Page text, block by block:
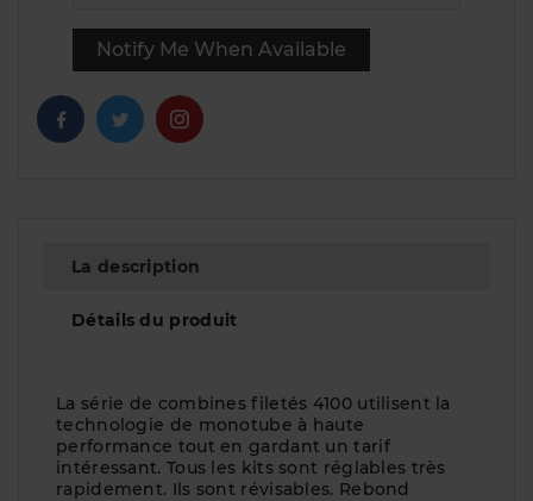
Notify Me When Available
La description
Détails du produit
La série de combines filetés 4100 utilisent la
technologie de monotube à haute
performance tout en gardant un tarif
intéressant. Tous les kits sont réglables très
rapidement. Ils sont révisables. Rebond